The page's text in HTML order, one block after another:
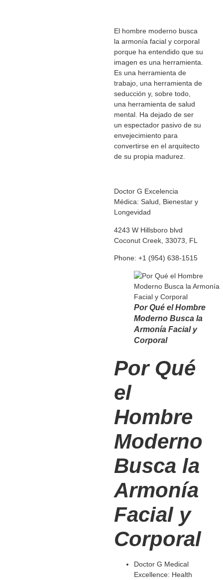
El hombre moderno busca
la armonía facial y corporal
porque ha entendido que su
imagen es una herramienta.
Es una herramienta de
trabajo, una herramienta de
seducción y, sobre todo,
una herramienta de salud
mental. Ha dejado de ser
un espectador pasivo de su
envejecimiento para
convertirse en el arquitecto
de su propia madurez.
Doctor G Excelencia
Médica: Salud, Bienestar y
Longevidad
4243 W Hillsboro blvd
Coconut Creek, 33073, FL
Phone: +1 (954) 638-1515
Por Qué el Hombre
Moderno Busca la
Armonía Facial y
Corporal
Por Qué
el
Hombre
Moderno
Busca la
Armonía
Facial y
Corporal
Doctor G Medical
Excellence: Health